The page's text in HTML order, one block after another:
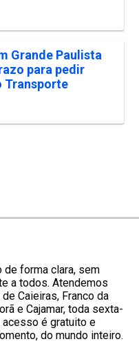
Grande Paulista
para pedir
Transporte
forma clara, sem
a todos. Atendemos
Caieiras, Franco da
e Cajamar, toda sexta-
acesso é gratuito e
do mundo inteiro.